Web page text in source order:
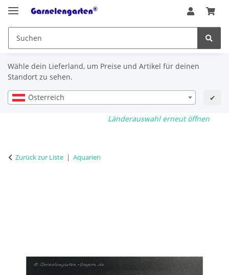
Wähle dein Lieferland, um Preise und Artikel für deinen
Standort zu sehen.
Österreich ✔
Länderauswahl erneut öffnen
Zurück zur Liste Aquarien